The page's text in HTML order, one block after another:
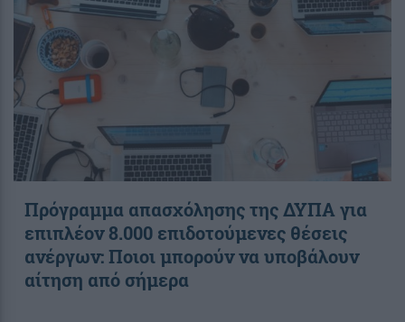
Πρόγραμμα απασχόλησης της ΔΥΠΑ για
επιπλέον 8.000 επιδοτούμενες θέσεις
ανέργων: Ποιοι μπορούν να υποβάλουν
αίτηση από σήμερα